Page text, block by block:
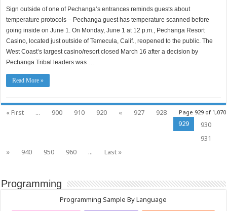
RESORT
CASINO
OPENS
WITH
LIMITED
OPERATIONS
Sign outside of one of Pechanga’s entrances reminds guests about
temperature protocols – Pechanga guest has temperature scanned before
going inside on June 1. On Monday, June 1 at 12 p.m., Pechanga Resort
Casino, located just outside of Temecula, Calif., reopened to the public. The
West Coast’s largest casino/resort closed March 16 after a decision by
Pechanga Tribal leaders was …
Read More »
Page 929 of 1,070
« First ... 900 910 920 « 927
928
929
930
931
»
940 950 960 ... Last »
Programming
Programming Sample By Language